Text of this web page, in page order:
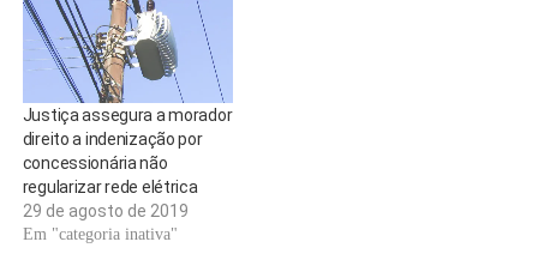
Justiça assegura a morador
direito a indenização por
concessionária não
regularizar rede elétrica
29 de agosto de 2019
Em "categoria inativa"